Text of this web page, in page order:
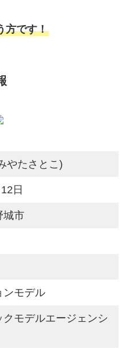
方です！
やたさとこ)
日
城市
ンモデル
クモデルエージェンシ